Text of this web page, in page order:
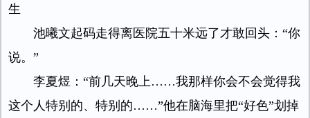
生
池曦文起码走得离医院五十米远了才敢回头：“你
说。”
李夏煜：“前几天晚上……我那样你会不会觉得我
这个人特别的、特别的……”他在脑海里把“好色”划掉